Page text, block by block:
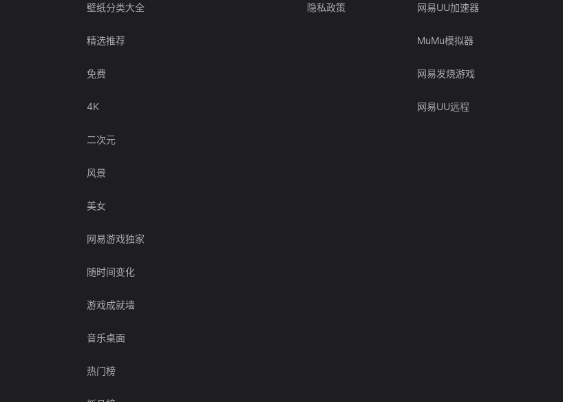
壁纸分类大全
精选推荐
免费
4K
二次元
风景
美女
网易游戏独家
随时间变化
游戏成就墙
音乐桌面
热门榜
隐私政策 网易UU加速器
MuMu模拟器
网易发烧游戏
网易UU远程